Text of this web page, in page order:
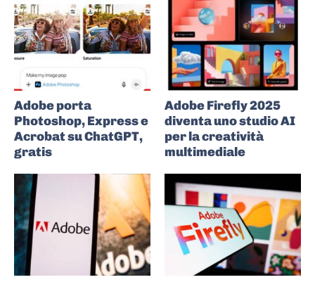
Adobe porta
Photoshop, Express e
Acrobat su ChatGPT,
gratis
Adobe Firefly 2025
diventa uno studio AI
per la creatività
multimediale